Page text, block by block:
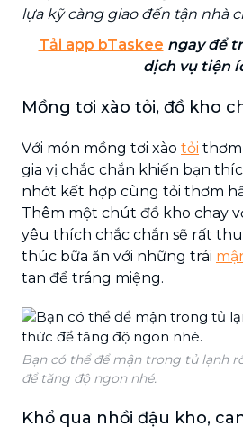
lựa kỹ càng giao đến tận nhà
Tải app bTaskee ngay để
dịch vụ tiện
Mồng tơi xào tỏi, đồ kho
Với món mồng tơi xào tỏi thơm
gia vị chắc chắn khiến bạn
nhớt kết hợp cùng tỏi thơm
Thêm một chút đồ kho chay
yêu thích chắc chắn sẽ rất
thúc bữa ăn với những trái
tan để tráng miệng.
Bạn có thể để mận trong tủ lạnh
để tăng độ ngon nhé.
Khổ qua nhồi đậu kho,